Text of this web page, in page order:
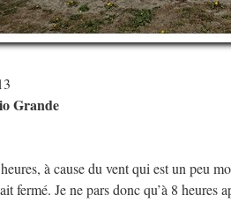
Grande
à cause du vent qui est un peu
fermé. Je ne pars donc qu’à 8 heures